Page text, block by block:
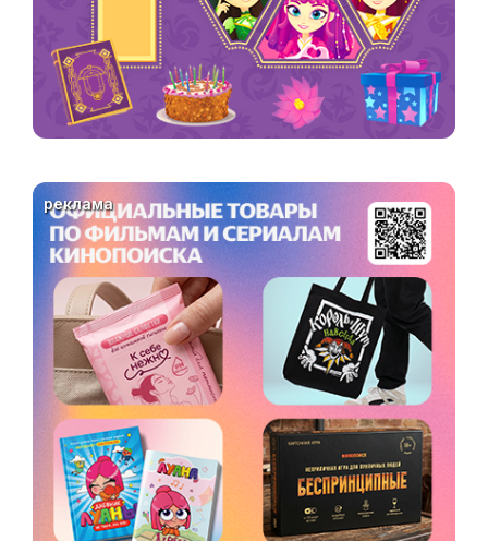
реклама